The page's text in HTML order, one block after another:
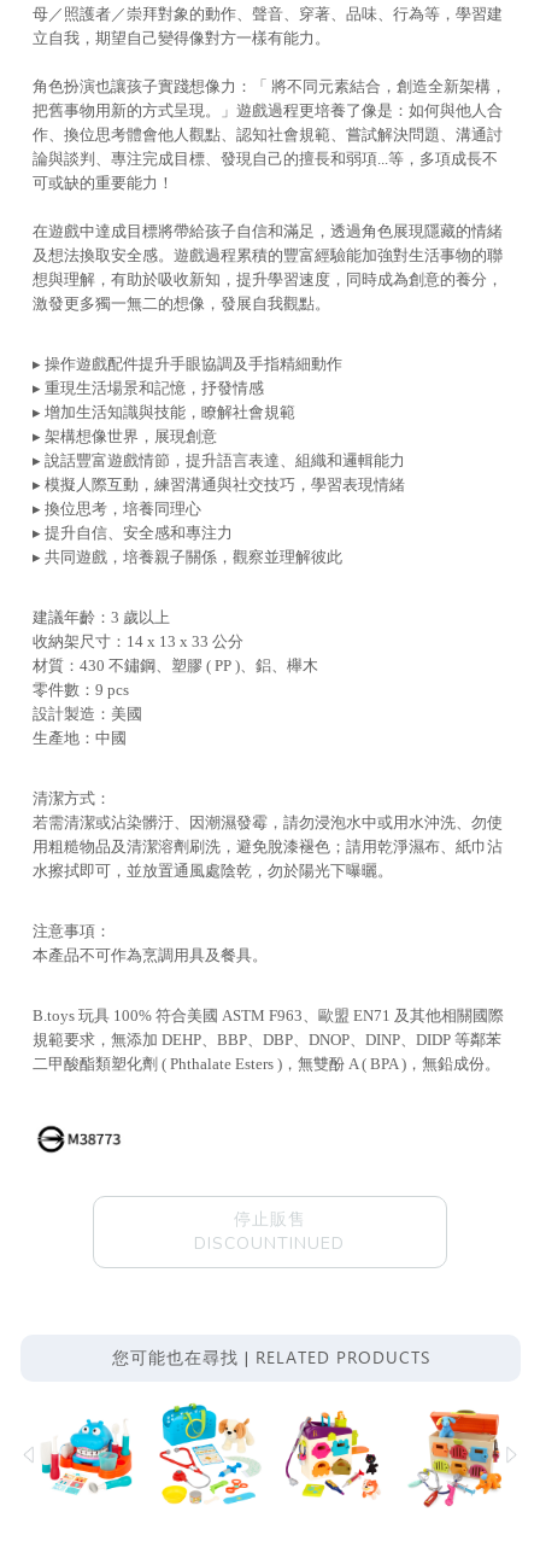
母／照護者／崇拜對象的動作、聲音、穿著、品味、行為等，學習建
立自我，期望自己變得像對方一樣有能力。
角色扮演也讓孩子實踐想像力：「 將不同元素結合，創造全新架構，
把舊事物用新的方式呈現。」遊戲過程更培養了像是：如何與他人合
作、換位思考體會他人觀點、認知社會規範、嘗試解決問題、溝通討
論與談判、專注完成目標、發現自己的擅長和弱項...等，多項成長不
可或缺的重要能力！
在遊戲中達成目標將帶給孩子自信和滿足，透過角色展現隱藏的情緒
及想法換取安全感。遊戲過程累積的豐富經驗能加強對生活事物的聯
想與理解，有助於吸收新知，提升學習速度，同時成為創意的養分，
激發更多獨一無二的想像，發展自我觀點。
▸ 操作遊戲配件提升手眼協調及手指精細動作
▸ 重現生活場景和記憶，抒發情感
▸ 增加生活知識與技能，瞭解社會規範
▸ 架構想像世界，展現創意
▸ 說話豐富遊戲情節，提升語言表達、組織和邏輯能力
▸ 模擬人際互動，練習溝通與社交技巧，學習表現情緒
▸ 換位思考，培養同理心
▸ 提升自信、安全感和專注力
▸ 共同遊戲，培養親子關係，觀察並理解彼此
建議年齡：3 歲以上
收納架尺寸：14 x 13 x 33 公分
材質：430 不鏽鋼、塑膠 ( PP )、鋁、櫸木
零件數：9 pcs
設計製造：美國
生產地：中國
清潔方式：
若需清潔或沾染髒汙、因潮濕發霉，請勿浸泡水中或用水沖洗、勿使
用粗糙物品及清潔溶劑刷洗，避免脫漆褪色；請用乾淨濕布、紙巾沾
水擦拭即可，並放置通風處陰乾，勿於陽光下曝曬。
注意事項：
本產品不可作為烹調用具及餐具。
B.toys 玩具 100% 符合美國 ASTM F963、歐盟 EN71 及其他相關國際
規範要求，無添加 DEHP、BBP、DBP、DNOP、DINP、DIDP 等鄰苯
二甲酸酯類塑化劑 ( Phthalate Esters )，無雙酚 A ( BPA )，無鉛成份。
停止販售
DISCOUNTINUED
您可能也在尋找 | RELATED PRODUCTS